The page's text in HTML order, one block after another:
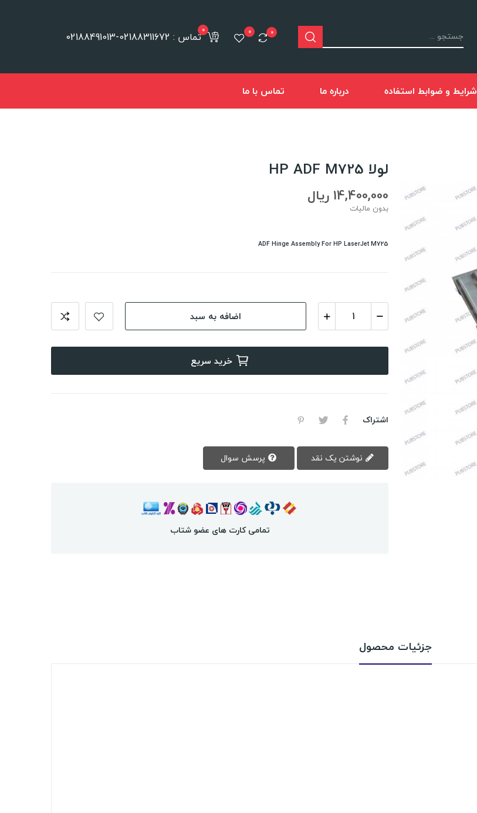
0
0 تماس : 02188311672-021884910130
شرایط و ضوابط استفاده درباره ما تماس با ما
لولا HP ADF M725
14,400,000 ریال
بدون مالیات
ADF Hinge Assembly For HP LaserJet M725
اضافه به سبد
خرید سریع
اشتراک
تمامی کارت های عضو شتاب
جزئیات محصول